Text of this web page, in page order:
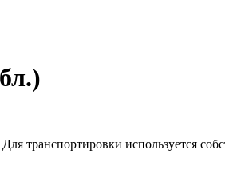
транспортировки используется